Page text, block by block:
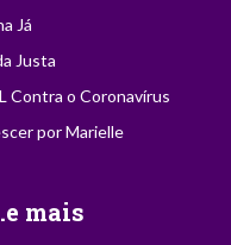
Já
Justa
Contra o Coronavírus
por Marielle
mais